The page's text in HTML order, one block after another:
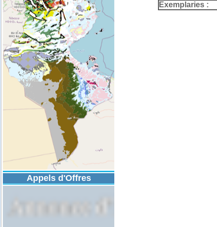
Appels d'Offres
Exemplaries :